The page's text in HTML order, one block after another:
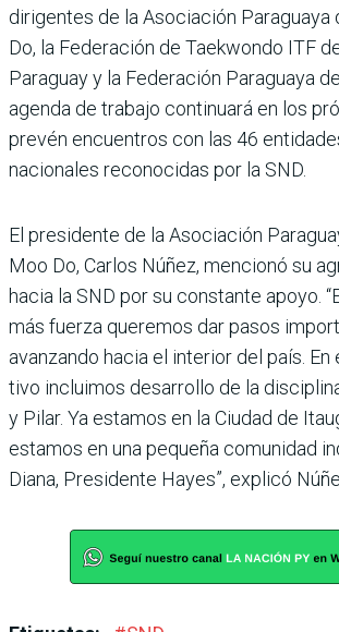
dirigentes de la Asociación Paraguaya
Do, la Federación de Tae­kwondo ITF
Paraguay y la Federación Paraguaya
agenda de trabajo continuará en los
pre­vén encuentros con las 46
nacio­nales reconocidas por la SND.
El presidente de la Asociación
Moo Do, Carlos Núñez, mencionó su
hacia la SND por su constante apoyo.
más fuerza quere­mos dar pasos
avanzando hacia el interior del país.
tivo incluimos desarrollo de la
y Pilar. Ya estamos en la Ciudad de
estamos en una pequeña comunidad
Diana, Presidente Hayes”, explicó